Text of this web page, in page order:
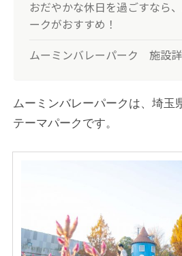
おだやかな休日を過ごすなら
ークがおすすめ！
ムーミンバレーパーク 施設
ムーミンバレーパークは、埼玉
テーマパークです。